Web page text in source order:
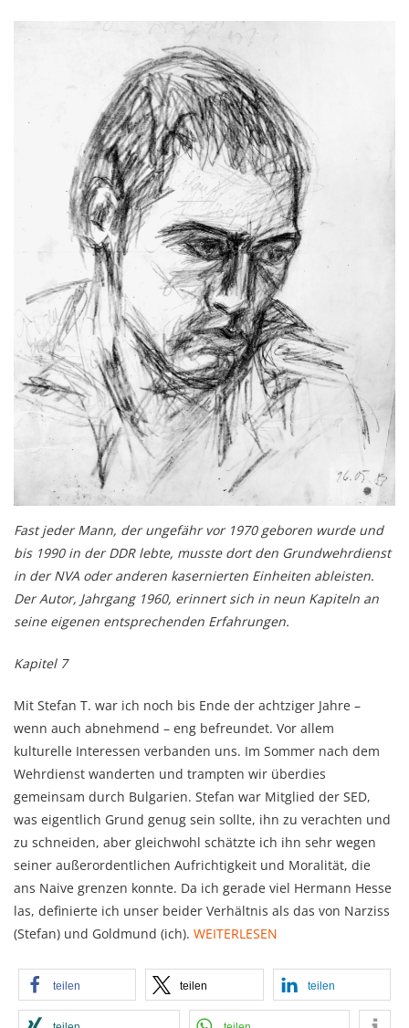
Fast jeder Mann, der ungefähr vor 1970 geboren wurde und
bis 1990 in der DDR lebte, musste dort den Grundwehrdienst
in der NVA oder anderen kasernierten Einheiten ableisten.
Der Autor, Jahrgang 1960, erinnert sich in neun Kapiteln an
seine eigenen entsprechenden Erfahrungen.
Kapitel 7
Mit Stefan T. war ich noch bis Ende der achtziger Jahre –
wenn auch abneh­men­d – eng befreundet. Vor allem
kulturelle Interessen verbanden uns. Im Sommer nach dem
Wehr­dienst wanderten und trampten wir überdies
gemeinsam durch Bulgarien. Stefan war Mitglied der SED,
was eigentlich Grund genug sein sollte, ihn zu ver­ach­ten und
zu schnei­den, aber gleich­wohl schätzte ich ihn sehr wegen
seiner außerordentlichen Auf­rich­tig­keit und Mora­lität, die
ans Naive gren­zen konnte. Da ich gerade viel Hermann Hesse
las, defi­nierte ich unser beider Ver­hält­nis als das von Narziss
(Stefan) und Goldmund (ich). WEITERLESEN
teilen teilen teilen